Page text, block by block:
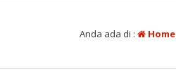
Anda ada di : Home